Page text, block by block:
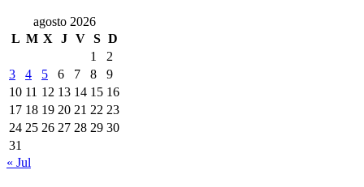
agosto 2026
L M X J V S D
1
2
3
4 5 6 7 8
9
10 11 12 13 14 15 16
17 18 19 20 21 22 23
24 25 26 27 28 29 30
31
« Jul